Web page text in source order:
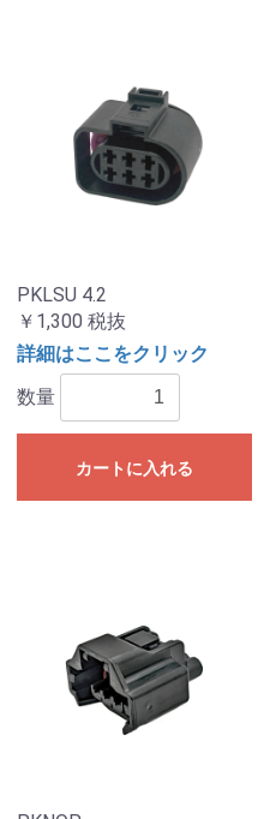
PKLSU 4.2
￥1,300 税抜
詳細はここをクリック
数量
カートに入れる